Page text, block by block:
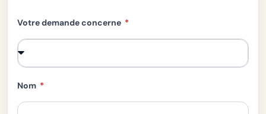
Votre demande concerne
Nom